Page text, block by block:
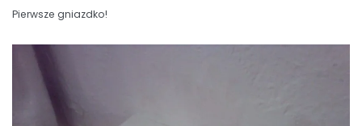
Pierwsze gniazdko!